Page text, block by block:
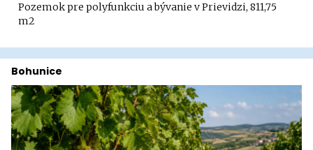
Pozemok pre polyfunkciu a bývanie v Prievidzi, 811,75
m2
Bohunice